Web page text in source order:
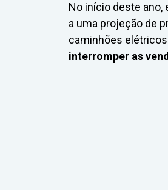
No início deste ano,
a uma projeção de
caminhões
interromper as